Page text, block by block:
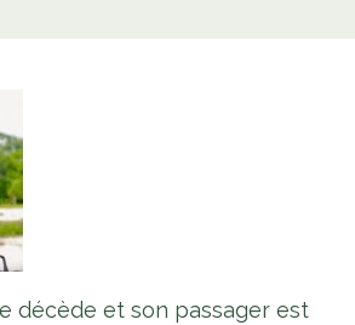
décède et son passager est